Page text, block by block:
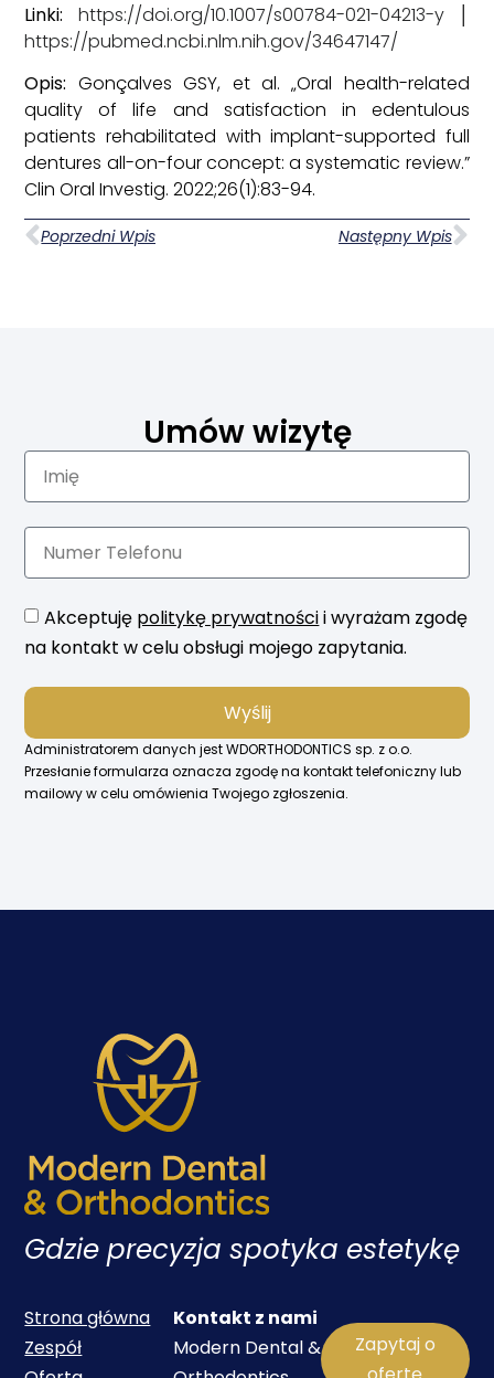
Linki: https://doi.org/10.1007/s00784-021-04213-y│
https://pubmed.ncbi.nlm.nih.gov/34647147/
Opis: Gonçalves GSY, et al. „Oral health-related
quality of life and satisfaction in edentulous
patients rehabilitated with implant-supported full
dentures all-on-four concept: a systematic review.”
Clin Oral Investig. 2022;26(1):83-94.
Poprzedni Wpis Następny Wpis
Umów wizytę
Akceptuję politykę prywatnościi wyrażam zgodę
na kontakt w celu obsługi mojego zapytania.
Wyślij
Administratorem danych jest WDORTHODONTICS sp. z o.o.
Przesłanie formularza oznacza zgodę na kontakt telefoniczny lub
mailowy w celu omówienia Twojego zgłoszenia.
Strona główna
Zespół
Kontakt z nami
Modern Dental &
Zapytaj o
Gdzie precyzja spotyka estetykę